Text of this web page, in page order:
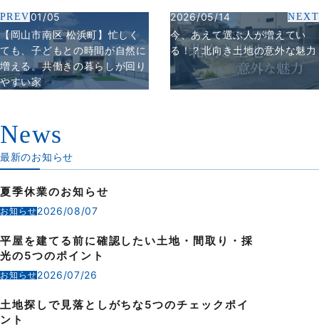
PREV
2026/01/05
【岡山市南区 松浜町】忙しく
ても、子どもとの時間が自然に
増える。共働きの暮らしが回り
やすい家
NEXT
2026/05/14
今、あえて選ぶ人が増えてい
る！？北向き土地の意外な魅力
News
最新のお知らせ
夏季休業のお知らせ
お知らせ2026/08/07
平屋を建てる前に確認したい土地・間取り・採
光の5つのポイント
お知らせ2026/07/26
土地探しで見落としがちな5つのチェックポイ
ント